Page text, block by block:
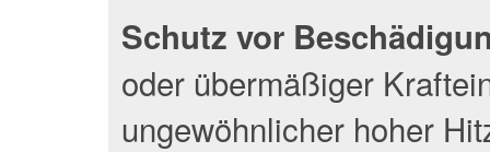
Schutz vor
oder übermäßiger
ungewöhnlicher hoher